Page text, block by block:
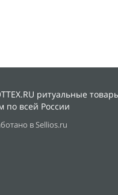
ритуальные
по всей России
в Sellios.ru